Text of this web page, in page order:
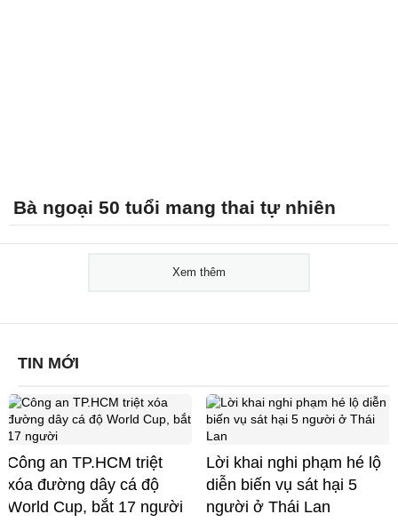
Bà ngoại 50 tuổi mang thai tự nhiên
Xem thêm
TIN MỚI
Công an TP.HCM triệt
xóa đường dây cá độ
World Cup, bắt 17 người
Lời khai nghi phạm hé lộ
diễn biến vụ sát hại 5
người ở Thái Lan